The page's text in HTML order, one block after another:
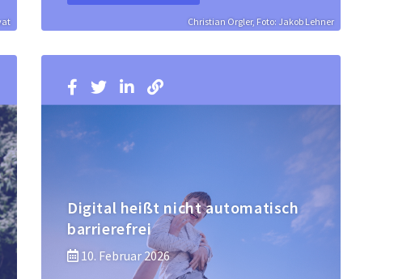
Christian Orgler, Foto: Jakob Lehner
Digital heißt nicht automatisch
barrierefrei
10. Februar 2026